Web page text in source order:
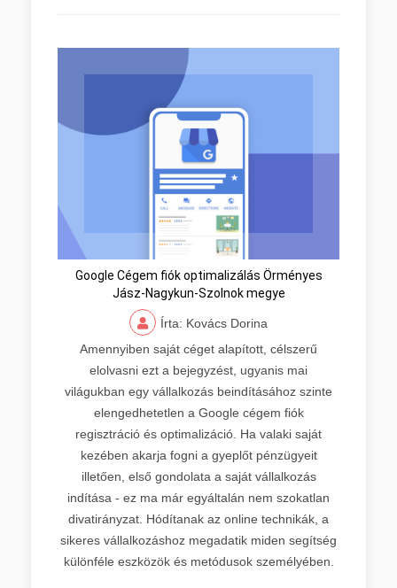
Google Cégem fiók optimalizálás Örményes
Jász-Nagykun-Szolnok megye
Írta: Kovács Dorina
Amennyiben saját céget alapított, célszerű
elolvasni ezt a bejegyzést, ugyanis mai
világukban egy vállalkozás beindításához szinte
elengedhetetlen a Google cégem fiók
regisztráció és optimalizáció. Ha valaki saját
kezében akarja fogni a gyeplőt pénzügyeit
illetően, első gondolata a saját vállalkozás
indítása - ez ma már egyáltalán nem szokatlan
divatirányzat. Hódítanak az online technikák, a
sikeres vállalkozáshoz megadatik miden segítség
különféle eszközök és metódusok személyében.